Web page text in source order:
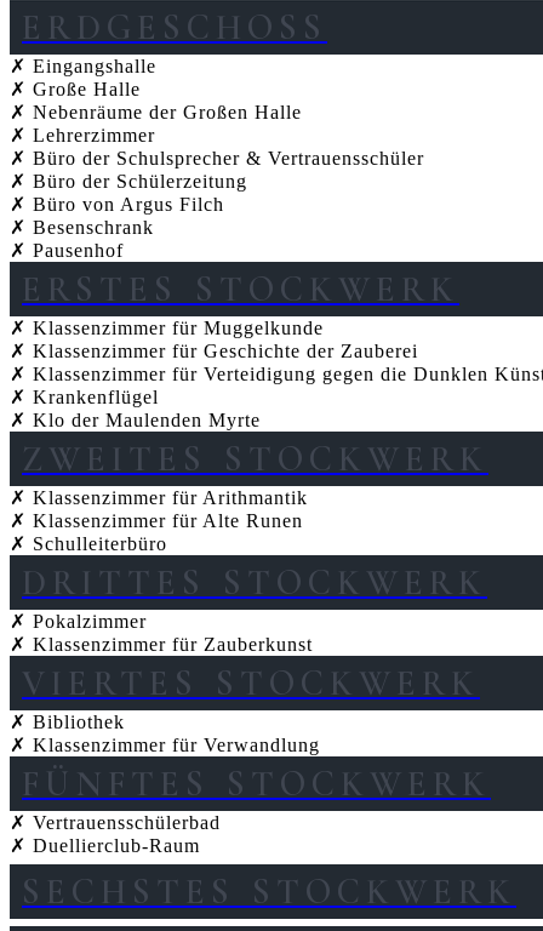
ERDGESCHOSS
✗ Eingangshalle
✗ Große Halle
✗ Nebenräume der Großen Halle
✗ Lehrerzimmer
✗ Büro der Schulsprecher & Vertrauensschüler
✗ Büro der Schülerzeitung
✗ Büro von Argus Filch
✗ Besenschrank
✗ Pausenhof
ERSTES STOCKWERK
✗ Klassenzimmer für Muggelkunde
✗ Klassenzimmer für Geschichte der Zauberei
✗ Klassenzimmer für Verteidigung gegen die Dunklen
✗ Krankenflügel
✗ Klo der Maulenden Myrte
ZWEITES STOCKWERK
✗ Klassenzimmer für Arithmantik
✗ Klassenzimmer für Alte Runen
✗ Schulleiterbüro
DRITTES STOCKWERK
✗ Pokalzimmer
✗ Klassenzimmer für Zauberkunst
VIERTES STOCKWERK
✗ Bibliothek
✗ Klassenzimmer für Verwandlung
FÜNFTES STOCKWERK
✗ Vertrauensschülerbad
✗ Duellierclub-Raum
SECHSTES STOCKWERK